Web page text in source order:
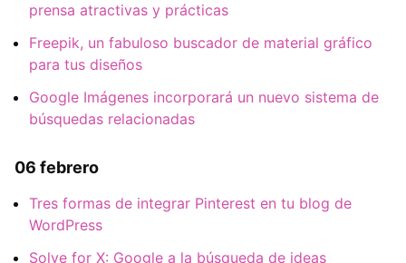
prensa atractivas y prácticas
Freepik, un fabuloso buscador de material gráfico
para tus diseños
Google Imágenes incorporará un nuevo sistema de
búsquedas relacionadas
06 febrero
Tres formas de integrar Pinterest en tu blog de
WordPress
Solve for X: Google a la búsqueda de ideas